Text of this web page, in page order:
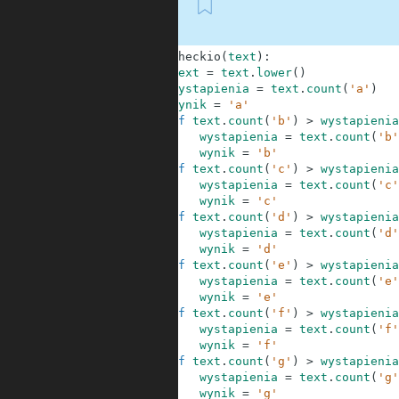
checkio ( text ) :
text = text . lower( )
wystapienia = text . count ( 'a' )
wynik =
'a'
if text . count ( 'b' ) > wystapienia
wystapienia = text . count ( 'b'
wynik =
'b'
if text . count ( 'c' ) > wystapienia
wystapienia = text . count ( 'c'
wynik =
'c'
if text . count ( 'd' ) > wystapienia
wystapienia = text . count ( 'd'
wynik =
'd'
if text . count ( 'e' ) > wystapienia
wystapienia = text . count ( 'e'
wynik =
'e'
if text . count ( 'f' ) > wystapienia
wystapienia = text . count ( 'f'
wynik =
'f'
if text . count ( 'g' ) > wystapienia
wystapienia = text . count ( 'g'
wynik =
'g'